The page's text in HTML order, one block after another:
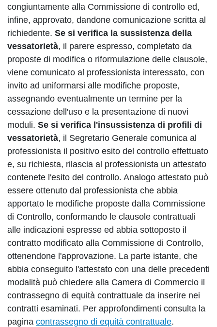
congiuntamente alla Commissione di controllo ed,
infine, approvato, dandone comunicazione scritta al
richiedente. Se si verifica la sussistenza della
vessatorietà, il parere espresso, completato da
proposte di modifica o riformulazione delle clausole,
viene comunicato al professionista interessato, con
invito ad uniformarsi alle modifiche proposte,
assegnando eventualmente un termine per la
cessazione dell'uso e la presentazione di nuovi
moduli. Se si verifica l'insussistenza di profili di
vessatorietà, il Segretario Generale comunica al
professionista il positivo esito del controllo effettuato
e, su richiesta, rilascia al professionista un attestato
contenete l'esito del controllo. Analogo attestato può
essere ottenuto dal professionista che abbia
apportato le modifiche proposte dalla Commissione
di Controllo, conformando le clausole contrattuali
alle indicazioni espresse ed abbia sottoposto il
contratto modificato alla Commissione di Controllo,
ottenendone l'approvazione. La parte istante, che
abbia conseguito l'attestato con una delle precedenti
modalità può chiedere alla Camera di Commercio il
contrassegno di equità contrattuale da inserire nei
contratti esaminati. Per approfondimenti consulta la
pagina contrassegno di equità contrattuale.